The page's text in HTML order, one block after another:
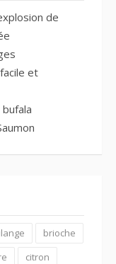
de
et
brioche
citron